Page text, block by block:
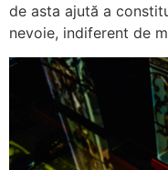
de asta ajută a
nevoie, indiferent de